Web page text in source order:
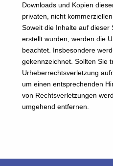
Downloads und Kopien
privaten, nicht
Soweit die Inhalte auf dieser
erstellt wurden, werden die
beachtet. Insbesondere
gekennzeichnet. Sollten Sie
Urheberrechtsverletzung
um einen entsprechenden
von Rechtsverletzungen
umgehend entfernen.